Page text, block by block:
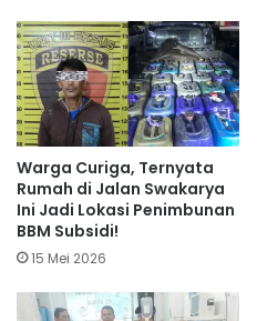
Warga Curiga, Ternyata
Rumah di Jalan Swakarya
Ini Jadi Lokasi Penimbunan
BBM Subsidi!
15 Mei 2026